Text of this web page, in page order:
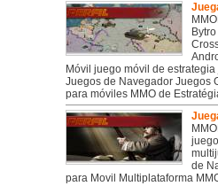
Móvil juego móvil de
Juegos de Navegador Juegos
para móviles MMO de
de
para Movil Multiplataforma